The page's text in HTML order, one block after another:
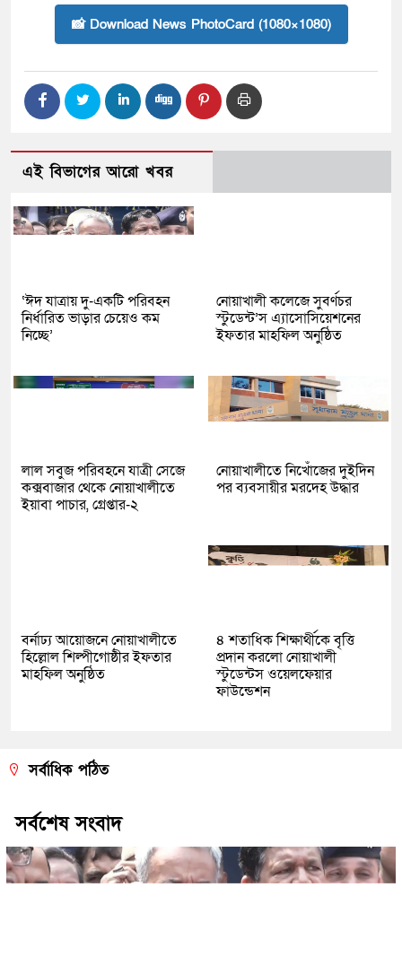
📸 Download News PhotoCard (1080×1080)
এই বিভাগের আরো খবর
‘ঈদ যাত্রায় দু-একটি পরিবহন
নির্ধারিত ভাড়ার চেয়েও কম
নিচ্ছে’
নোয়াখালী কলেজে সুবর্ণচর
স্টুডেন্ট’স এ্যাসোসিয়েশনের
ইফতার মাহফিল অনুষ্ঠিত
লাল সবুজ পরিবহনে যাত্রী সেজে
কক্সবাজার থেকে নোয়াখালীতে
ইয়াবা পাচার, গ্রেপ্তার-২
নোয়াখালীতে নিখোঁজের দুইদিন
পর ব্যবসায়ীর মরদেহ উদ্ধার
বর্নাঢ্য আয়োজনে নোয়াখালীতে
হিল্লোল শিল্পীগোষ্ঠীর ইফতার
মাহফিল অনুষ্ঠিত
৪ শতাধিক শিক্ষার্থীকে বৃত্তি
প্রদান করলো নোয়াখালী
স্টুডেন্টস ওয়েলফেয়ার
ফাউন্ডেশন
সর্বাধিক পঠিত
সর্বশেষ সংবাদ